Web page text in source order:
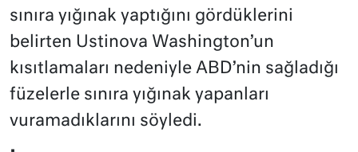
sınıra yığınak yaptığını gördüklerini
belirten Ustinova Washington’un
kısıtlamaları nedeniyle ABD’nin sağladığı
füzelerle sınıra yığınak yapanları
vuramadıklarını söyledi.